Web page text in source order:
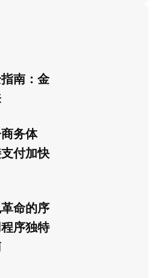
南：金
务体
付加快
命的序
序独特